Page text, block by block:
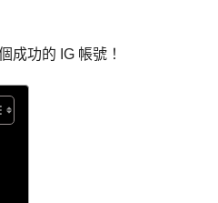
成功的 IG 帳號！